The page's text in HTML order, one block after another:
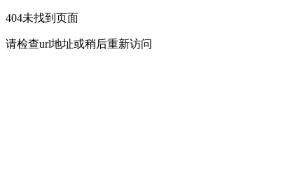
404未找到页面
请检查url地址或稍后重新访问